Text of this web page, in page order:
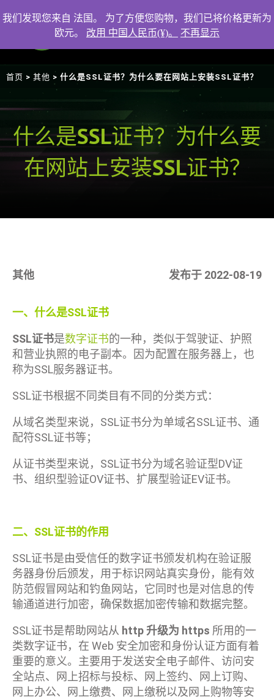
首页 > 其他 > 什么是SSL证书？为什么要在网站上安装SSL证书？
什么是SSL证书？为什么要
在网站上安装SSL证书？
其他 发布于 2022-08-19
一、什么是SSL证书
SSL证书是数字证书的一种，类似于驾驶证、护照
和营业执照的电子副本。因为配置在服务器上，也
称为SSL服务器证书。
SSL证书根据不同类目有不同的分类方式：
从域名类型来说，SSL证书分为单域名SSL证书、通
配符SSL证书等；
从证书类型来说，SSL证书分为域名验证型DV证
书、组织型验证OV证书、扩展型验证EV证书。
二、SSL证书的作用
SSL证书是由受信任的数字证书颁发机构在验证服
务器身份后颁发，用于标识网站真实身份，能有效
防范假冒网站和钓鱼网站，它同时也是对信息的传
输通道进行加密，确保数据加密传输和数据完整。
SSL证书是帮助网站从 http 升级为 https 所用的一
类数字证书，在 Web 安全加密和身份认证方面有着
重要的意义。主要用于发送安全电子邮件、访问安
全站点、网上招标与投标、网上签约、网上订购、
网上办公、网上缴费、网上缴税以及网上购物等安
我们发现您来自 法国。 为了方便您购物，我们已将价格更新为
欧元。 改用 中国人民币(¥)。 不再显示